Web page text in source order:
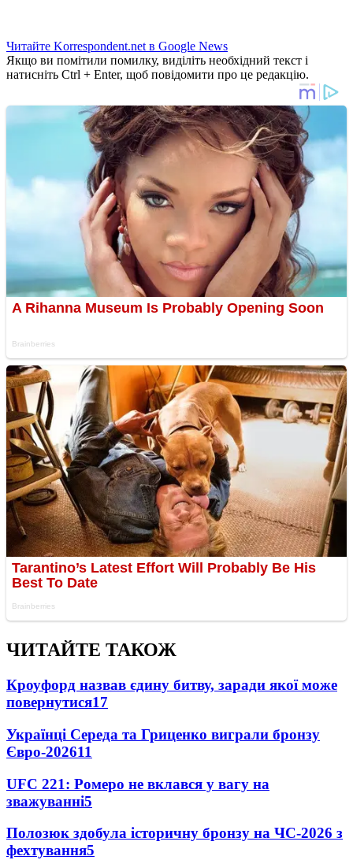
Читайте Korrespondent.net в Google News
Якщо ви помітили помилку, виділіть необхідний текст і
натисніть Ctrl + Enter, щоб повідомити про це редакцію.
ЧИТАЙТЕ ТАКОЖ
Кроуфорд назвав єдину битву, заради якої може
повернутися17
Українці Середа та Гриценко виграли бронзу
Євро-202611
UFC 221: Ромеро не вклався у вагу на
зважуванні5
Полозюк здобула історичну бронзу на ЧС-2026 з
фехтування5